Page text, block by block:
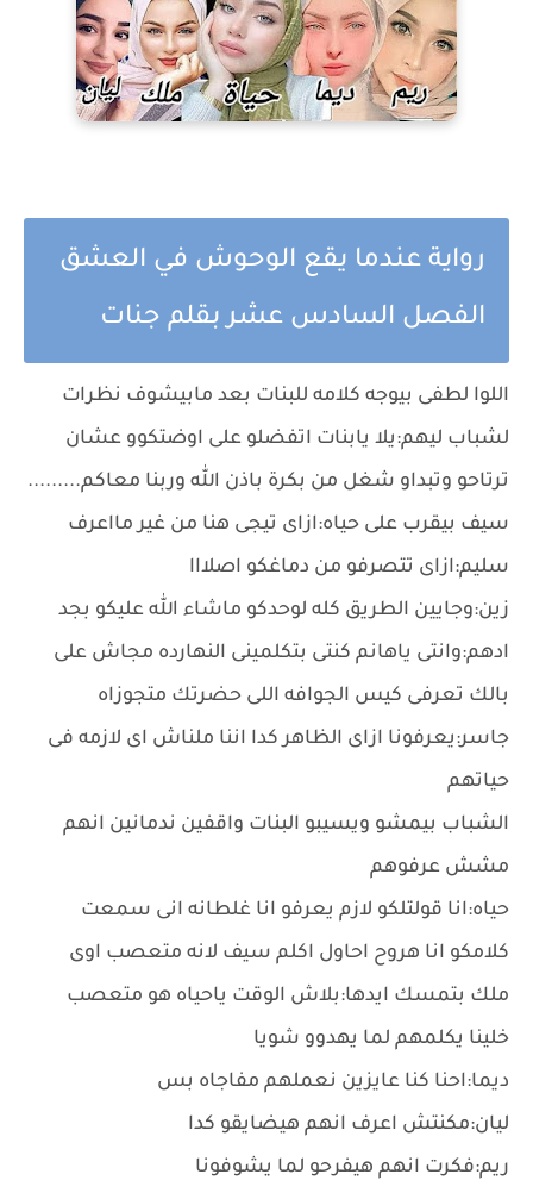
رواية عندما يقع الوحوش في العشق
الفصل السادس عشر بقلم جنات
اللوا لطفى بيوجه كلامه للبنات بعد مابيشوف نظرات
لشباب ليهم:يلا يابنات اتفضلو على اوضتكوو عشان
ترتاحو وتبداو شغل من بكرة باذن الله وربنا معاكم.........
سيف بيقرب على حياه:ازاى تيجى هنا من غير مااعرف
سليم:ازاى تتصرفو من دماغكو اصلااا
زين:وجايين الطريق كله لوحدكو ماشاء الله عليكو بجد
ادهم:وانتى ياهانم كنتى بتكلمينى النهارده مجاش على
بالك تعرفى كيس الجوافه اللى حضرتك متجوزاه
جاسر:يعرفونا ازاى الظاهر كدا اننا ملناش اى لازمه فى
حياتهم
الشباب بيمشو ويسيبو البنات واقفين ندمانين انهم
مشش عرفوهم
حياه:انا قولتلكو لازم يعرفو انا غلطانه انى سمعت
كلامكو انا هروح احاول اكلم سيف لانه متعصب اوى
ملك بتمسك ايدها:بلاش الوقت ياحياه هو متعصب
خلينا يكلمهم لما يهدوو شويا
ديما:احنا كنا عايزين نعملهم مفاجاه بس
ليان:مكنتش اعرف انهم هيضايقو كدا
ريم:فكرت انهم هيفرحو لما يشوفونا